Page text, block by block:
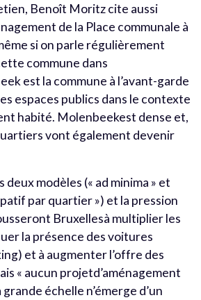
Benoît Moritz cite aussi
de la Place communale à
si on parle régulièrement
commune dans
est la commune à l’avant-garde
espaces publics dans le contexte
habité. Molenbeekest dense et,
vont également devenir
deux modèles (« ad minima » et
par quartier ») et la pression
Bruxellesà multiplier les
la présence des voitures
et à augmenter l’offre des
« aucun projetd’aménagement
échelle n’émerge d’un